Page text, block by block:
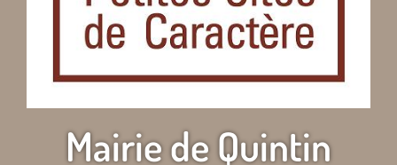
Mairie de Quintin